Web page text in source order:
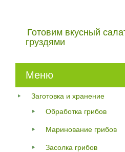
Готовим вкусный
груздями
Меню
Заготовка и хранение
Обработка грибов
Маринование грибов
Засолка грибов